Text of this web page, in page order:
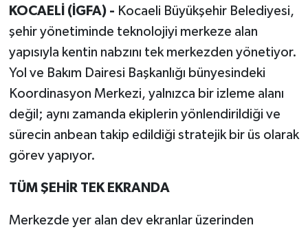
KOCAELİ (İGFA) - Kocaeli Büyükşehir Belediyesi,
şehir yönetiminde teknolojiyi merkeze alan
yapısıyla kentin nabzını tek merkezden yönetiyor.
Yol ve Bakım Dairesi Başkanlığı bünyesindeki
Koordinasyon Merkezi, yalnızca bir izleme alanı
değil; aynı zamanda ekiplerin yönlendirildiği ve
sürecin anbean takip edildiği stratejik bir üs olarak
görev yapıyor.
TÜM ŞEHİR TEK EKRANDA
Merkezde yer alan dev ekranlar üzerinden